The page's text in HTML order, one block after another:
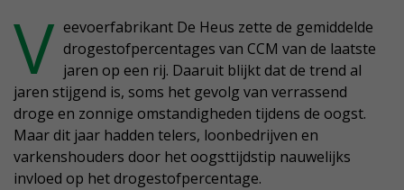
V eevoerfabrikant De Heus zette de gemiddelde
drogestofpercentages van CCM van de laatste
jaren op een rij. Daaruit blijkt dat de trend al
jaren stijgend is, soms het gevolg van verrassend
droge en zonnige omstandigheden tijdens de oogst.
Maar dit jaar hadden telers, loonbedrijven en
varkenshouders door het oogsttijdstip nauwelijks
invloed op het drogestofpercentage.